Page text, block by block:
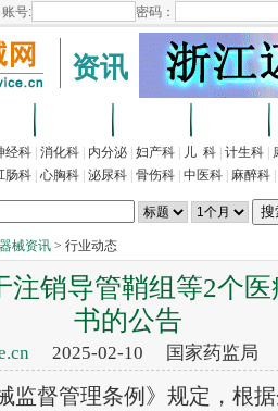
资讯
经科 消化科 内分泌 妇产科 儿 科 计生科
肠科 心胸科 泌尿科 骨伤科 中医科 麻醉科
械资讯 > 行业动态
注销导管鞘组等2个
书的公告
2025-02-10 国家药监局
督管理条例》规定，根据